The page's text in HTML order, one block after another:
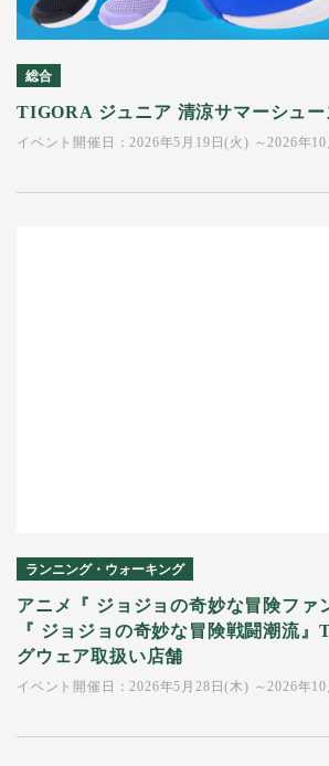
総合
TIGORA ジュニア 清涼サマーシュ
イベント開催日：2026年5月19日(火) ～2026年
ランニング・ウォーキング
アニメ『 ジョジョの奇妙な冒険ファ
『 ジョジョの奇妙な冒険戦闘潮流
グウェア取扱い店舗
イベント開催日：2026年5月28日(木) ～2026年